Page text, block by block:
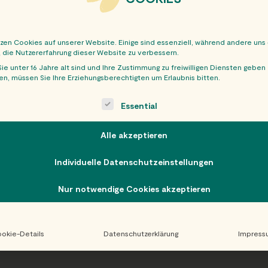
Cookies auf unserer Website. Einige sind essenziell, während andere uns
Nutzererfahrung dieser Website zu verbessern.
unter 16 Jahre alt sind und Ihre Zustimmung zu freiwilligen Diensten geben
müssen Sie Ihre Erziehungsberechtigten um Erlaubnis bitten.
is a list of service groups for which consent can be
Essential
Alle akzeptieren
Individuelle Datenschutzeinstellungen
Nur notwendige Cookies akzeptieren
Details Datenschutzerklärung